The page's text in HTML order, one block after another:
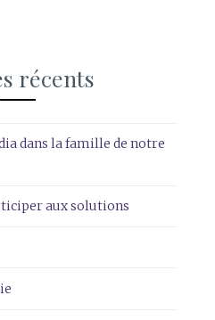
récents
dans la famille de notre
aux solutions